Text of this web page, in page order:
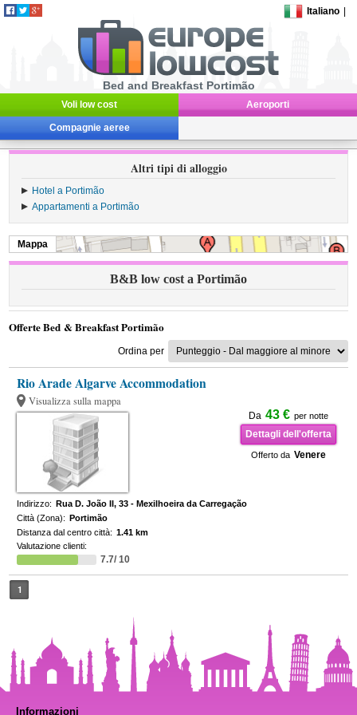
Italiano
Bed and Breakfast Portimão
Voli low cost Aeroporti
Compagnie aeree
Altri tipi di alloggio
Hotel a Portimão
Appartamenti a Portimão
Mappa
B&B low cost a Portimão
Offerte Bed & Breakfast Portimão
Ordina per
Rio Arade Algarve Accommodation
Visualizza sulla mappa
Da 43 € per notte
Dettagli dell'offerta
Offerto da Venere
Indirizzo: Rua D. João II, 33 - Mexilhoeira da Carregação
Città (Zona): Portimão
Distanza dal centro città: 1.41 km
Valutazione clienti:
7.7/ 10
1
Informazioni